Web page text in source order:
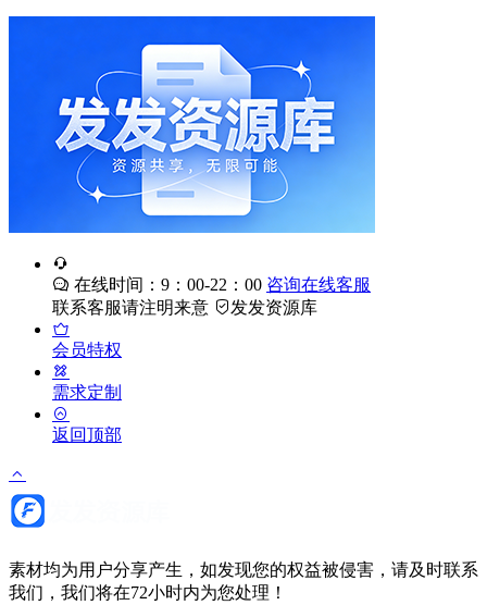
在线时间：9：00-22：00 咨询在线客服
联系客服请注明来意
发发资源库
会员特权
需求定制
返回顶部
素材均为用户分享产生，如发现您的权益被侵害，请及时联系
我们，我们将在72小时内为您处理！